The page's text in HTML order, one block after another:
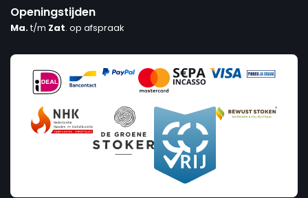
Openingstijden
Ma.t/m Zat. op afspraak